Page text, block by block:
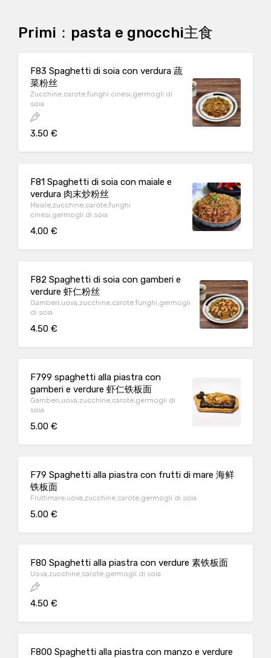
Primi：pasta e gnocchi主食
F83 Spaghetti di soia con verdura 蔬
菜粉丝
Zucchine,carote,funghi cinesi,germogli di
soia
3.50 €
F81 Spaghetti di soia con maiale e
verdura 肉末炒粉丝
Maiale,zucchine,carote,funghi
cinesi,germogli di soia
4.00 €
F82 Spaghetti di soia con gamberi e
verdure 虾仁粉丝
Gamberi,uova,zucchine,carote,funghi,germogli
di soia
4.50 €
F799 spaghetti alla piastra con
gamberi e verdure 虾仁铁板面
Gamberi,uova,zucchine,carote,germogli di
soia
5.00 €
F79 Spaghetti alla piastra con frutti di mare 海鲜
铁板面
Fruttimare,uova,zucchine,carote,germogli di soia
5.00 €
F80 Spaghetti alla piastra con verdure 素铁板面
Uova,zucchine,carote,germogli di soia
4.50 €
F800 Spaghetti alla piastra con manzo e verdure